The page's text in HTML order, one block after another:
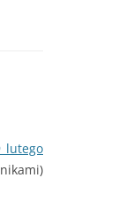
lutego